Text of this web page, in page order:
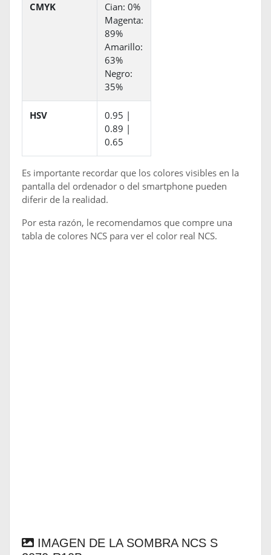
CMYK
Cian: 0%
Magenta:
89%
Amarillo:
63%
Negro:
35%
HSV
0.95 |
0.89 |
0.65
Es importante recordar que los colores visibles en la
pantalla del ordenador o del smartphone pueden
diferir de la realidad.
Por esta razón, le recomendamos que compre una
tabla de colores NCS para ver el color real NCS.
IMAGEN DE LA SOMBRA NCS S